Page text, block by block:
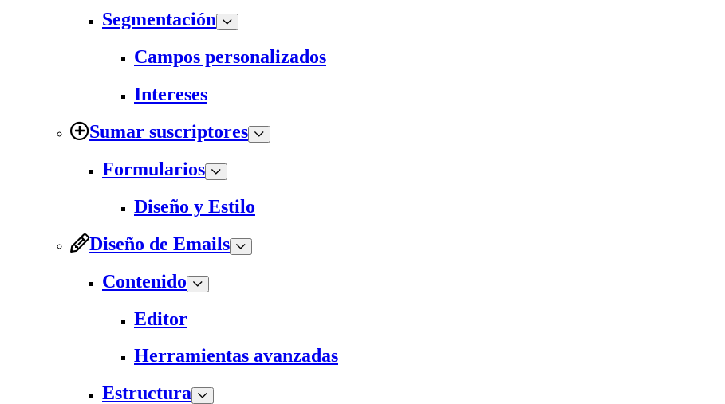
Segmentación
Campos personalizados
Intereses
Sumar suscriptores
Formularios
Diseño y Estilo
Diseño de Emails
Contenido
Editor
Herramientas avanzadas
Estructura